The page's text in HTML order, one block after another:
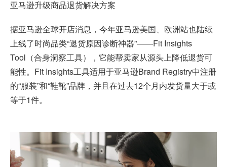
亚马逊升级商品退货解决方案
据亚马逊全球开店消息，今年亚马逊美国、欧洲站也陆续
上线了时尚品类“退货原因诊断神器”——Fit Insights
Tool（合身洞察工具），它能帮卖家从源头上降低退货可
能性。Fit Insights工具适用于亚马逊Brand Registry中注册
的“服装”和“鞋靴”品牌，并且在过去12个月内发货量大于或
等于1件。